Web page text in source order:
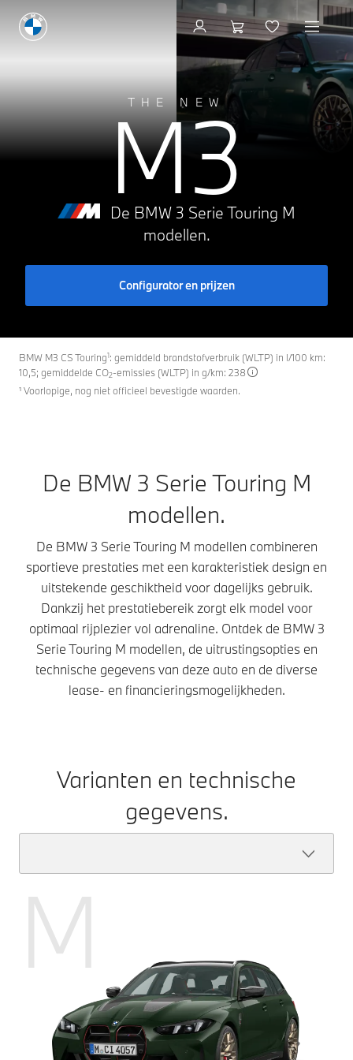
THE NEW
M3
De BMW 3 Serie Touring M
modellen.
Configurator en prijzen
BMW M3 CS Touring1: gemiddeld brandstofverbruik (WLTP) in l/100 km:
10,5; gemiddelde CO2-emissies (WLTP) in g/km: 238
¹ Voorlopige, nog niet officieel bevestigde waarden.
De BMW 3 Serie Touring M
modellen.
De BMW 3 Serie Touring M modellen combineren
sportieve prestaties met een karakteristiek design en
uitstekende geschiktheid voor dagelijks gebruik.
Dankzij het prestatiebereik zorgt elk model voor
optimaal rijplezier vol adrenaline. Ontdek de BMW 3
Serie Touring M modellen, de uitrustingsopties en
technische gegevens van deze auto en de diverse
lease- en financieringsmogelijkheden.
Varianten en technische
gegevens.
M